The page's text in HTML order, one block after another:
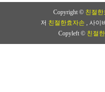
Copyright © 친절한
저 친절한효자손 , 사이
Copyleft © 친절